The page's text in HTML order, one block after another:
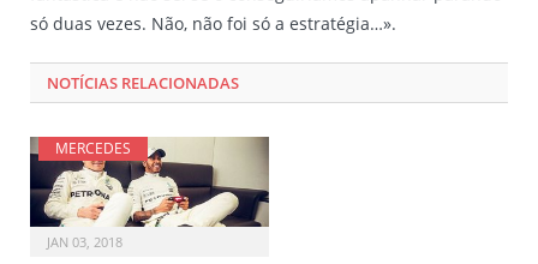
só duas vezes. Não, não foi só a estratégia…».
NOTÍCIAS RELACIONADAS
MERCEDES
JAN 03, 2018